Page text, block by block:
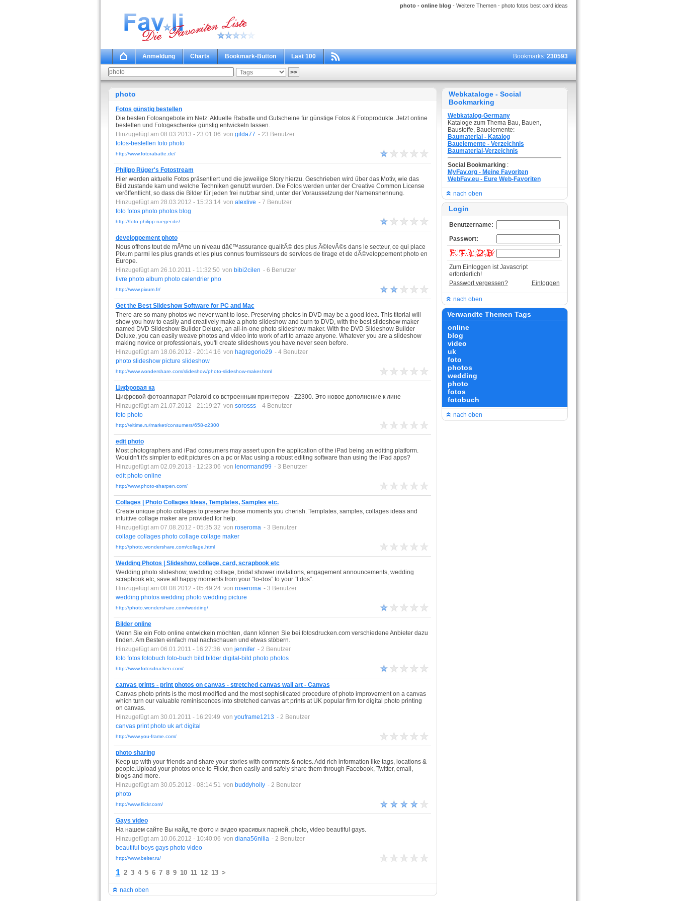
photo - online blog - Weitere Themen - photo fotos best card ideas
Anmeldung Charts Bookmark-Button Last 100 Bookmarks:230593
photo
Fotos günstig bestellen
Die besten Fotoangebote im Netz: Aktuelle Rabatte und Gutscheine für günstige Fotos & Fotoprodukte. Jetzt online
bestellen und Fotogeschenke günstig entwickeln lassen.
Hinzugefügt am 08.03.2013 - 23:01:06 von gilda77 - 23 Benutzer
fotos-bestellen foto photo
http://www.fotorabatte.de/
Philipp Rüger's Fotostream
Hier werden aktuelle Fotos präsentiert und die jeweilige Story hierzu. Geschrieben wird über das Motiv, wie das
Bild zustande kam und welche Techniken genutzt wurden. Die Fotos werden unter der Creative Common License
veröffentlicht, so dass die Bilder für jeden frei nutzbar sind, unter der Voraussetzung der Namensnennung.
Hinzugefügt am 28.03.2012 - 15:23:14 von alexlive - 7 Benutzer
foto fotos photo photos blog
http://foto.philipp-rueger.de/
developpement photo
Nous offrons tout de mÃªme un niveau dâ€™assurance qualitÃ© des plus Ã©levÃ©s dans le secteur, ce qui place
Pixum parmi les plus grands et les plus connus fournisseurs de services de tirage et de dÃ©veloppement photo en
Europe.
Hinzugefügt am 26.10.2011 - 11:32:50 von bibi2cilen - 6 Benutzer
livre photo album photo calendrier pho
http://www.pixum.fr/
Get the Best Slideshow Software for PC and Mac
There are so many photos we never want to lose. Preserving photos in DVD may be a good idea. This titorial will
show you how to easily and creatively make a photo slideshow and burn to DVD, with the best slideshow maker
named DVD Slideshow Builder Deluxe, an all-in-one photo slideshow maker. With the DVD Slideshow Builder
Deluxe, you can easily weave photos and video into work of art to amaze anyone. Whatever you are a slideshow
making novice or professionals, you'll create slideshows you have never seen before.
Hinzugefügt am 18.06.2012 - 20:14:16 von hagregorio29 - 4 Benutzer
photo slideshow picture slideshow
http://www.wondershare.com/slideshow/photo-slideshow-maker.html
Цифровая ка
Цифровой фотоаппарат Polaroid со встроенным принтером - Z2300. Это новое дополнение к лине
Hinzugefügt am 21.07.2012 - 21:19:27 von sorosss - 4 Benutzer
foto photo
http://eltime.ru/market/consumers/658-z2300
edit photo
Most photographers and iPad consumers may assert upon the application of the iPad being an editing platform.
Wouldn't it's simpler to edit pictures on a pc or Mac using a robust editing software than using the iPad apps?
Hinzugefügt am 02.09.2013 - 12:23:06 von lenormand99 - 3 Benutzer
edit photo online
http://www.photo-sharpen.com/
Collages | Photo Collages Ideas, Templates, Samples etc.
Create unique photo collages to preserve those moments you cherish. Templates, samples, collages ideas and
intuitive collage maker are provided for help.
Hinzugefügt am 07.08.2012 - 05:35:32 von roseroma - 3 Benutzer
collage collages photo collage collage maker
http://photo.wondershare.com/collage.html
Wedding Photos | Slideshow, collage, card, scrapbook etc
Wedding photo slideshow, wedding collage, bridal shower invitations, engagement announcements, wedding
scrapbook etc, save all happy moments from your “to-dos” to your “I dos”.
Hinzugefügt am 08.08.2012 - 05:49:24 von roseroma - 3 Benutzer
wedding photos wedding photo wedding picture
http://photo.wondershare.com/wedding/
Bilder online
Wenn Sie ein Foto online entwickeln möchten, dann können Sie bei fotosdrucken.com verschiedene Anbieter dazu
finden. Am Besten einfach mal nachschauen und etwas stöbern.
Hinzugefügt am 06.01.2011 - 16:27:36 von jennifer - 2 Benutzer
foto fotos fotobuch foto-buch bild bilder digital-bild photo photos
http://www.fotosdrucken.com/
canvas prints - print photos on canvas - stretched canvas wall art - Canvas
Canvas photo prints is the most modified and the most sophisticated procedure of photo improvement on a canvas
which turn our valuable reminiscences into stretched canvas art prints at UK popular firm for digital photo printing
on canvas.
Hinzugefügt am 30.01.2011 - 16:29:49 von youframe1213 - 2 Benutzer
canvas print photo uk art digital
http://www.you-frame.com/
photo sharing
Keep up with your friends and share your stories with comments & notes. Add rich information like tags, locations &
people.Upload your photos once to Flickr, then easily and safely share them through Facebook, Twitter, email,
blogs and more.
Hinzugefügt am 30.05.2012 - 08:14:51 von buddyholly - 2 Benutzer
photo
http://www.flickr.com/
Gays video
На нашем сайте Вы найд¸те фото и видео красивых парней, photo, video beautiful gays.
Hinzugefügt am 10.06.2012 - 10:40:06 von diana56nilia - 2 Benutzer
beautiful boys gays photo video
http://www.beiter.ru/
1 2 3 4 5 6 7 8 9 10 11 12 13 >
nach oben
Webkataloge - Social
Bookmarking
Webkatalog-Germany
Kataloge zum Thema Bau, Bauen,
Baustoffe, Bauelemente:
Baumaterial - Katalog
Bauelemente - Verzeichnis
Baumaterial-Verzeichnis
Social Bookmarking :
MyFav.org - Meine Favoriten
WebFav.eu - Eure Web-Favoriten
nach oben
Login
Benutzername:
Passwort:
Zum Einloggen ist Javascript
erforderlich!
Passwort vergessen?
Einloggen
nach oben
Verwandte Themen Tags
online
blog
video
uk
foto
photos
wedding
photo
fotos
fotobuch
nach oben